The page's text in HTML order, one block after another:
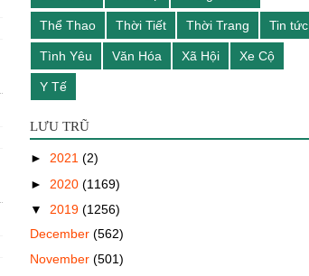
Thể Thao Thời Tiết Thời Trang Tin tức
Tình Yêu Văn Hóa Xã Hội Xe Cộ
Y Tế
LƯU TRŨ
► 2021 (2)
► 2020 (1169)
▼ 2019 (1256)
December (562)
November (501)